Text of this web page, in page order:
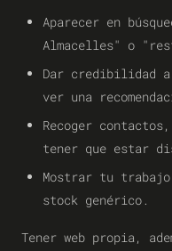
Aparecer en
Almacelles" o
Dar credibilidad a
ver una
Recoger
tener que estar
Mostrar tu trabajo
stock genérico.
Tener web propia,